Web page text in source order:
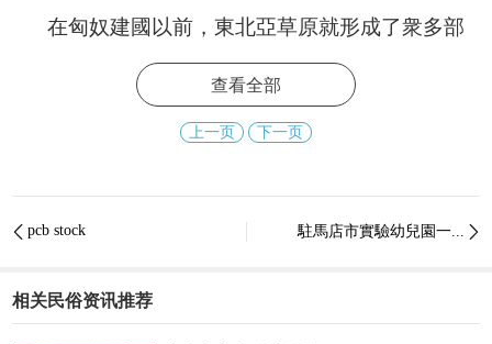
在匈奴建國以前，東北亞草原就形成了衆多部
落，當時分布在陰山南北以及河南一帶的就是最早
期的匈奴部落聯盟，
匈奴部落聯盟就是匈奴國建國
。據曆史記載，從西周開始，戎族便開始形
大将李牧曾經帶領十幾萬将士擊敗匈奴。從那之後
匈奴在往後10多年間都沒有再敢侵犯中原王朝。
查看全部
上一页 下一页
pcb stock 
駐馬店市實驗幼兒園一...
相关民俗资讯推荐